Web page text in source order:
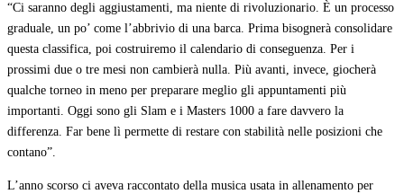
“Ci saranno degli aggiustamenti, ma niente di rivoluzionario. È un processo
graduale, un po’ come l’abbrivio di una barca. Prima bisognerà consolidare
questa classifica, poi costruiremo il calendario di conseguenza. Per i
prossimi due o tre mesi non cambierà nulla. Più avanti, invece, giocherà
qualche torneo in meno per preparare meglio gli appuntamenti più
importanti. Oggi sono gli Slam e i Masters 1000 a fare davvero la
differenza. Far bene lì permette di restare con stabilità nelle posizioni che
contano”.
L’anno scorso ci aveva raccontato della musica usata in allenamento per